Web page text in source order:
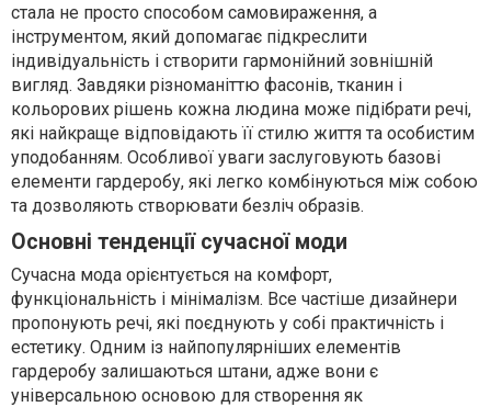
стала не просто способом самовираження, а
інструментом, який допомагає підкреслити
індивідуальність і створити гармонійний зовнішній
вигляд. Завдяки різноманіттю фасонів, тканин і
кольорових рішень кожна людина може підібрати речі,
які найкраще відповідають її стилю життя та особистим
уподобанням. Особливої уваги заслуговують базові
елементи гардеробу, які легко комбінуються між собою
та дозволяють створювати безліч образів.
Основні тенденції сучасної моди
Сучасна мода орієнтується на комфорт,
функціональність і мінімалізм. Все частіше дизайнери
пропонують речі, які поєднують у собі практичність і
естетику. Одним із найпопулярніших елементів
гардеробу залишаються штани, адже вони є
універсальною основою для створення як